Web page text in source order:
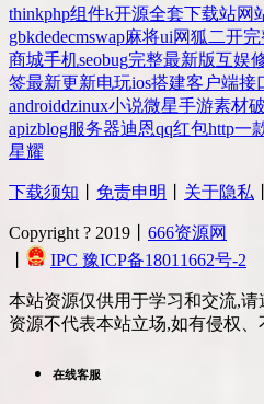
thinkphp组件k开源全套下载站网
gbkdedecmswap麻将ui网狐 二开完
商城手机seobug完整最新版互娱
签最新更新电玩ios搭建客户端接
androiddzinux小说微星手游素材
apizblog服务器迪恩qq红包http一
星耀
下载须知 免责申明 关于隐私
Copyright ? 2019丨 666资源网
IPC 豫ICP备18011662号-2
本站资源仅供用于学习和交流,
资源不代表本站立场,如有侵权
在线客服